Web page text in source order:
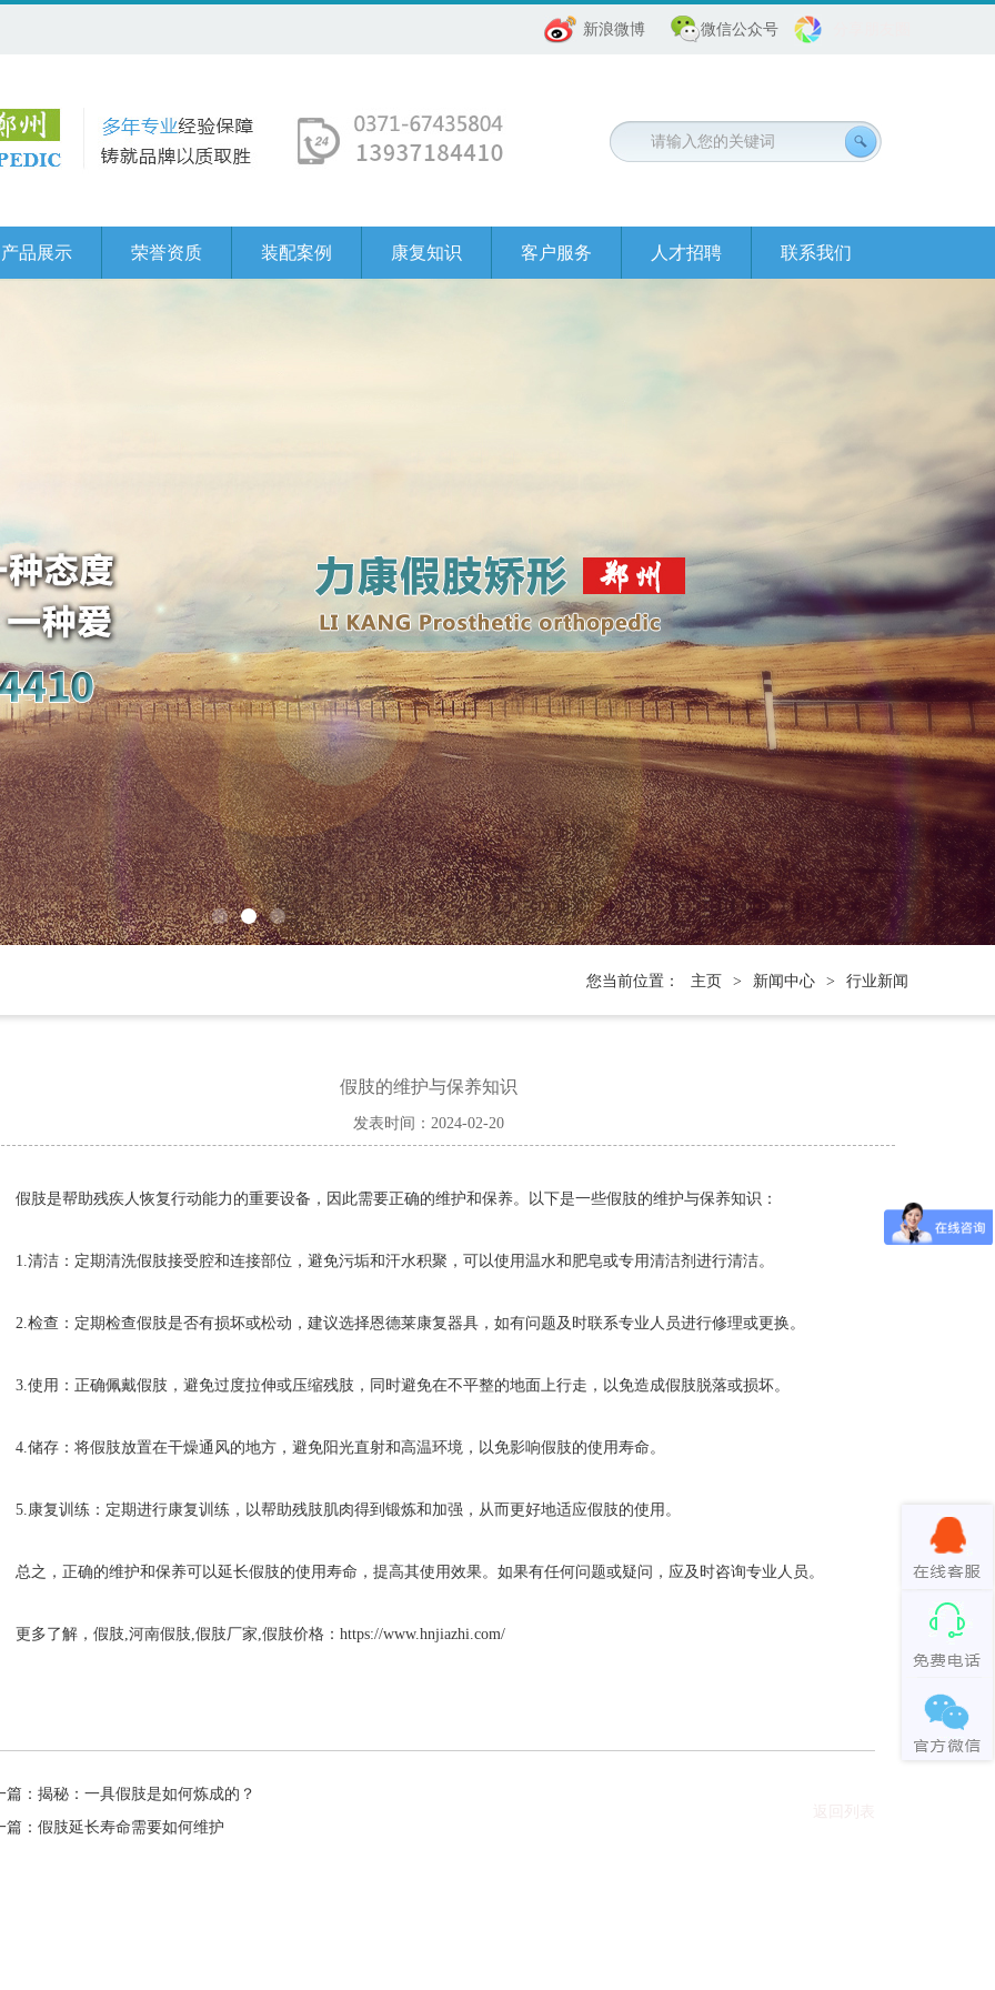
新浪微博 微信公众号
产品展示 荣誉资质 装配案例 康复知识 客户服务 人才招聘 联系我们
您当前位置： 主页 > 新闻中心 > 行业新闻
假肢的维护与保养知识
发表时间：2024-02-20
是帮助残疾人恢复行动能力的重要设备，因此需要正确的维护和保养。以下是一些假肢的维护与保养知识：
洁：定期清洗假肢接受腔和连接部位，避免污垢和汗水积聚，可以使用温水和肥皂或专用清洁剂进行清洁。
查：定期检查假肢是否有损坏或松动，建议选择恩德莱康复器具，如有问题及时联系专业人员进行修理或更换。
用：正确佩戴假肢，避免过度拉伸或压缩残肢，同时避免在不平整的地面上行走，以免造成假肢脱落或损坏。
存：将假肢放置在干燥通风的地方，避免阳光直射和高温环境，以免影响假肢的使用寿命。
复训练：定期进行康复训练，以帮助残肢肌肉得到锻炼和加强，从而更好地适应假肢的使用。
，正确的维护和保养可以延长假肢的使用寿命，提高其使用效果。如果有任何问题或疑问，应及时咨询专业人员。
了解，假肢,河南假肢,假肢厂家,假肢价格：https://www.hnjiazhi.com/
篇：揭秘：一具假肢是如何炼成的？
篇：假肢延长寿命需要如何维护